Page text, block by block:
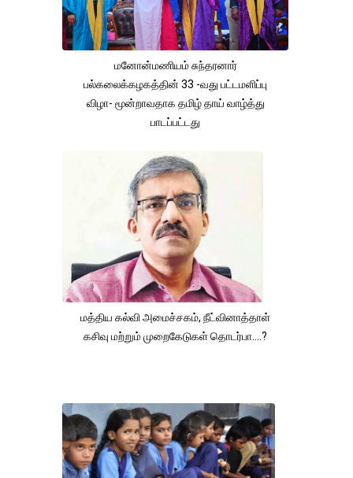
மனோன்மணியம் சுந்தரனார்
பல்கலைக்கழகத்தின் 33 -வது பட்டமளிப்பு
விழா- மூன்றாவதாக தமிழ் தாய் வாழ்த்து
பாடப்பட்டது
மத்திய கல்வி அமைச்சகம், நீட்வினாத்தாள்
கசிவு மற்றும் முறைகேடுகள் தொடர்பா....?